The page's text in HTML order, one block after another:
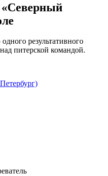
результативного
питерской командой.